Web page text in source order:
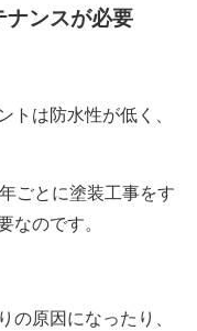
ナンスが必要
トは防水性が低く、
ごとに塗装工事をす
なのです。
の原因になったり、